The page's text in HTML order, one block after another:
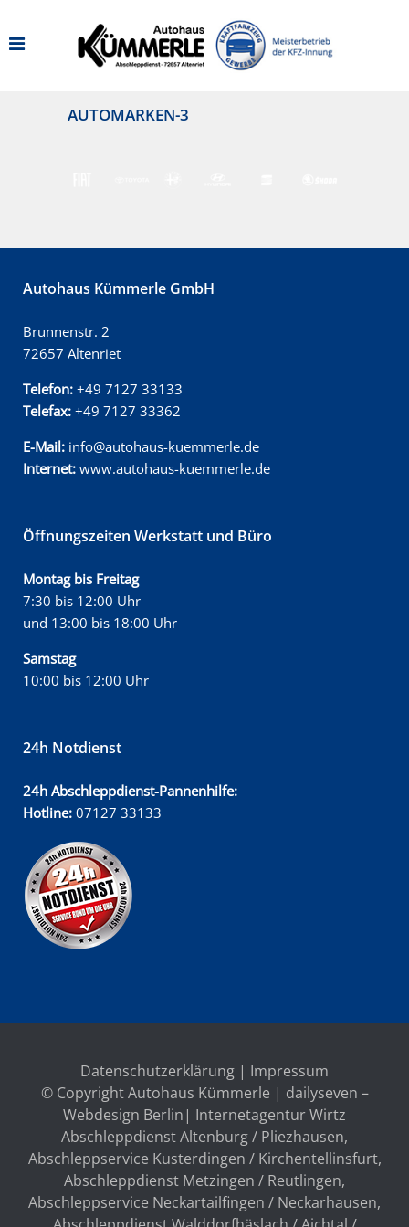
AUTOMARKEN-3
Autohaus Kümmerle GmbH
Brunnenstr. 2
72657 Altenriet
Telefon: +49 7127 33133
Telefax: +49 7127 33362
E-Mail: info@autohaus-kuemmerle.de
Internet: www.autohaus-kuemmerle.de
Öffnungszeiten Werkstatt und Büro
Montag bis Freitag
7:30 bis 12:00 Uhr
und 13:00 bis 18:00 Uhr
Samstag
10:00 bis 12:00 Uhr
24h Notdienst
24h Abschleppdienst-Pannenhilfe:
Hotline: 07127 33133
Datenschutzerklärung | Impressum
© Copyright Autohaus Kümmerle | dailyseven –
Webdesign Berlin | Internetagentur Wirtz
Abschleppdienst Altenburg / Pliezhausen,
Abschleppservice Kusterdingen / Kirchentellinsfurt,
Abschleppdienst Metzingen / Reutlingen,
Abschleppservice Neckartailfingen / Neckarhausen,